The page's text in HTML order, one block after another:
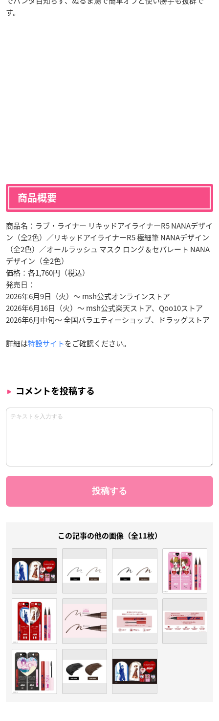
す。
商品概要
商品名：ラブ・ライナー リキッドアイライナーR5 NANAデザイ
ン（全2色）／リキッドアイライナーR5 極細筆 NANAデザイン
（全2色）／オールラッシュ マスク ロング＆セパレート NANA
デザイン（全2色）
価格：各1,760円（税込）
発売日：
2026年6月9日（火）〜 msh公式オンラインストア
2026年6月16日（火）〜 msh公式楽天ストア、Qoo10ストア
2026年6月中旬〜 全国バラエティーショップ、ドラッグストア
詳細は特設サイトをご確認ください。
コメントを投稿する
この記事の他の画像（全11枚）